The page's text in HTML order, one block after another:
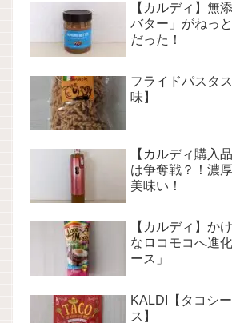
【カルディ】無
バター」がねっ
だった！
フライドパスタ
味】
【カルディ購入
は争奪戦？！濃
美味い！
【カルディ】か
なロコモコへ進
ース」
KALDI【タコシ
ス】